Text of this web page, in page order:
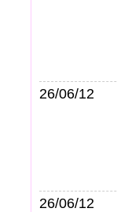
26/06/12
26/06/12